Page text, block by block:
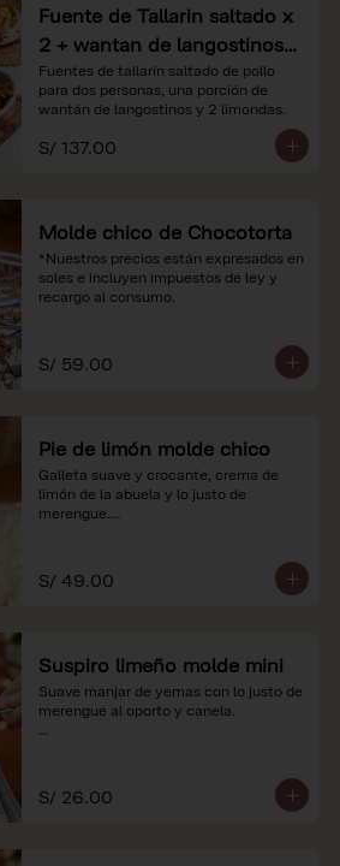
Fuente de Tallarin saltado x
2 + wantan de langostinos +
2 limonadas
Fuentes de tallarín saltado de pollo
para dos personas, una porción de
wantán de langostinos y 2 limondas.
S/ 137.00
Molde chico de Chocotorta
*Nuestros precios están expresados en
soles e incluyen impuestos de ley y
recargo al consumo.
S/ 59.00
Pie de limón molde chico
Galleta suave y crocante, crema de
limón de la abuela y lo justo de
merengue.
soles e incluyen impuestos de ley y
recargo al consumo.
S/ 49.00
Suspiro limeño molde mini
Suave manjar de yemas con lo justo de
merengue al oporto y canela.
S/ 26.00